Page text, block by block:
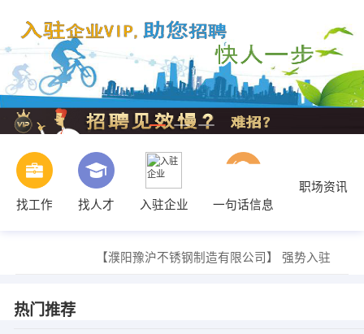
找工作 找人才 入驻企业 一句话信息
职场资讯
【濮阳豫沪不锈钢制造有限公司】 强势入驻
热门推荐